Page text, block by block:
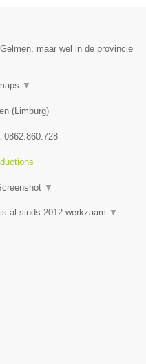
maar wel in de provincie
▼
(Limburg)
0862.860.728
▼
al sinds 2012 werkzaam ▼